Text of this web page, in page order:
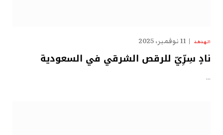
الهدهد 11 نوفمبر، 2025
نادٍ سِرِّيّ للرقص الشرقي في السعودية
…